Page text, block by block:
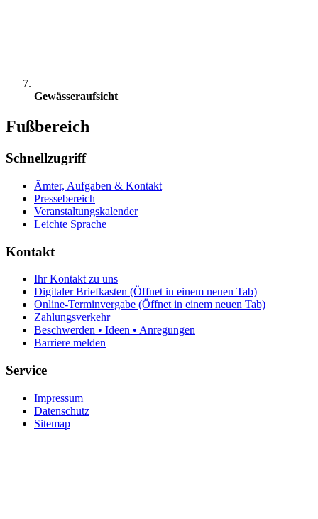
Gewässeraufsicht
Fußbereich
Schnellzugriff
Ämter, Aufgaben & Kontakt
Pressebereich
Veranstaltungskalender
Leichte Sprache
Kontakt
Ihr Kontakt zu uns
Digitaler Briefkasten (Öffnet in einem neuen Tab)
Online-Terminvergabe (Öffnet in einem neuen Tab)
Zahlungsverkehr
Beschwerden • Ideen • Anregungen
Barriere melden
Service
Impressum
Datenschutz
Sitemap